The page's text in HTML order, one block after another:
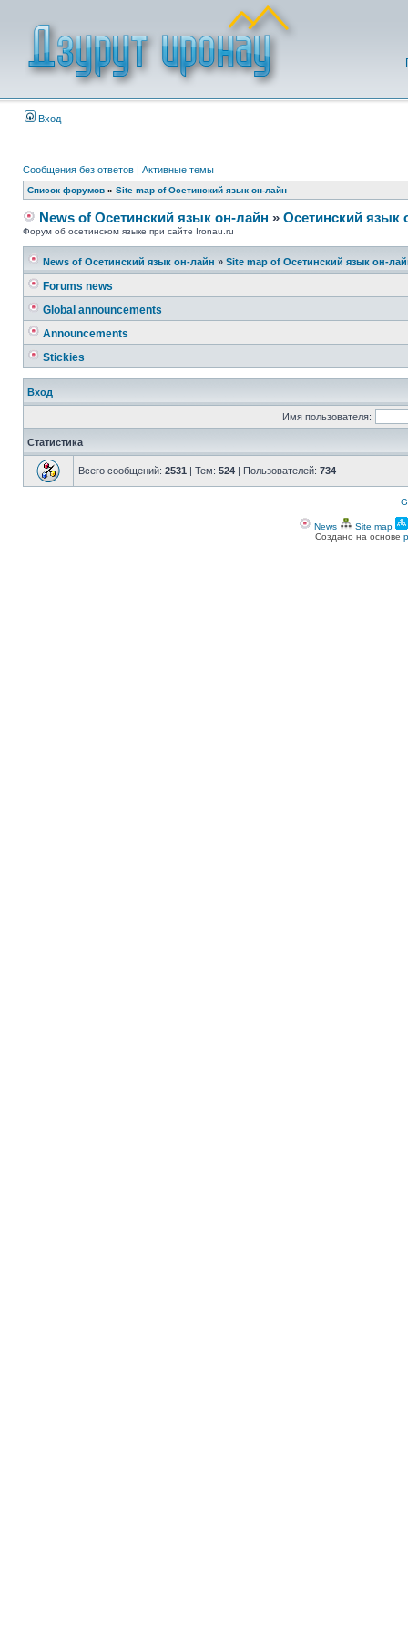
Вход
Сообщения без ответов | Активные темы
Список форумов » Site map of Осетинский язык он-лайн
News of Осетинский язык он-лайн » Осетинский язык
Форум об осетинском языке при сайте Ironau.ru
News of Осетинский язык он-лайн » Site map of Осетинский язык он-
Forums news
Global announcements
Announcements
Stickies
Вход
Имя пользователя:
Статистика
Всего сообщений: 2531 | Тем: 524 | Пользователей: 734
News Site map
Создано на основе